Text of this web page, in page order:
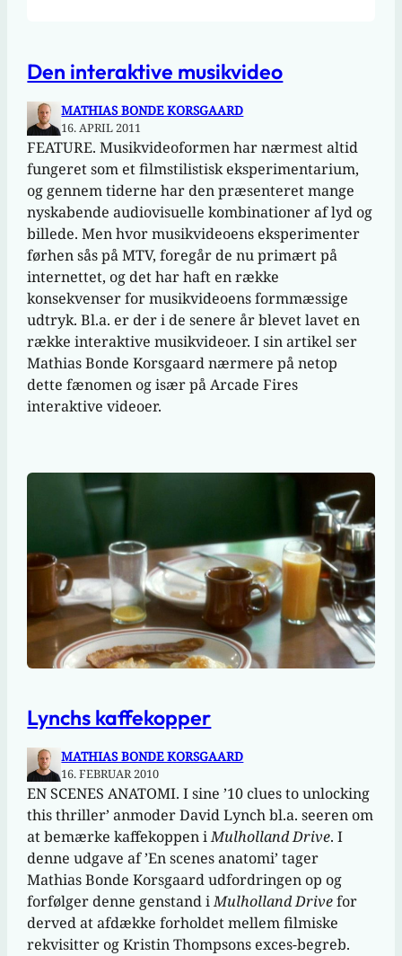
Den interaktive musikvideo
MATHIAS BONDE KORSGAARD
16. APRIL 2011
FEATURE. Musikvideoformen har nærmest altid
fungeret som et filmstilistisk eksperimentarium,
og gennem tiderne har den præsenteret mange
nyskabende audiovisuelle kombinationer af lyd og
billede. Men hvor musikvideoens eksperimenter
førhen sås på MTV, foregår de nu primært på
internettet, og det har haft en række
konsekvenser for musikvideoens formmæssige
udtryk. Bl.a. er der i de senere år blevet lavet en
række interaktive musikvideoer. I sin artikel ser
Mathias Bonde Korsgaard nærmere på netop
dette fænomen og især på Arcade Fires
interaktive videoer.
Lynchs kaffekopper
MATHIAS BONDE KORSGAARD
16. FEBRUAR 2010
EN SCENES ANATOMI. I sine ’10 clues to unlocking
this thriller’ anmoder David Lynch bl.a. seeren om
at bemærke kaffekoppen iMulholland Drive. I
denne udgave af ’En scenes anatomi’ tager
Mathias Bonde Korsgaard udfordringen op og
forfølger denne genstand iMulholland Drivefor
derved at afdække forholdet mellem filmiske
rekvisitter og Kristin Thompsons exces-begreb.